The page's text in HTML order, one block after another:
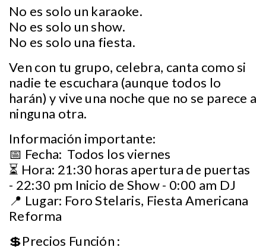
No es solo un karaoke.
No es solo un show.
No es solo una fiesta.
Ven con tu grupo, celebra, canta como si
nadie te escuchara (aunque todos lo
harán) y vive una noche que no se parece a
ninguna otra.
Información importante:
📅 Fecha: Todos los viernes
⏳ Hora: 21:30 horas apertura de puertas
- 22:30 pm Inicio de Show - 0:00 am DJ
📍 Lugar: Foro Stelaris, Fiesta Americana
Reforma
💲Precios Función :